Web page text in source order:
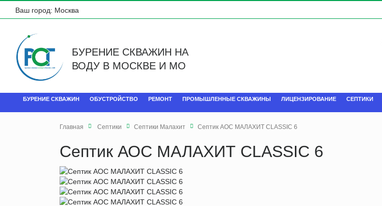
Ваш город: Москва
БУРЕНИЕ СКВАЖИН НА
ВОДУ В МОСКВЕ И МО
БУРЕНИЕ СКВАЖИН ОБУСТРОЙСТВО РЕМОНТ ПРОМЫШЛЕННЫЕ СКВАЖИНЫ ЛИЦЕНЗИРОВАНИЕ СЕПТИКИ
Главная Септики Септики Малахит Септик АОС МАЛАХИТ CLASSIC 6
Септик АОС МАЛАХИТ CLASSIC 6